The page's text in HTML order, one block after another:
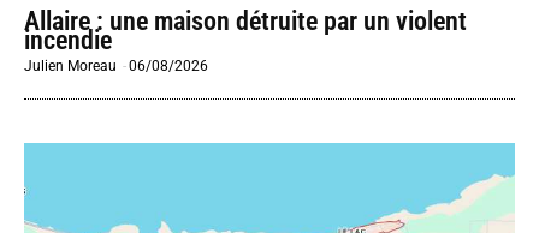
Allaire : une maison détruite par un violent
incendie
Julien Moreau -06/08/2026